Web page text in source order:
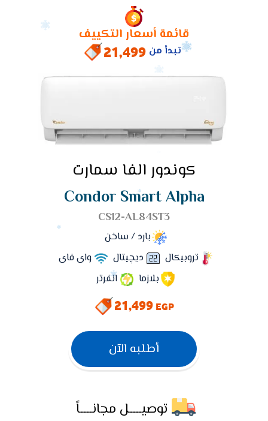
ساخن
حصان
بارد
ساخن
قائمة أسعار التكييف
تبدأ من 21,499
كوندور الفا سمارت
Condor Smart Alpha
CS12-AL84ST3
بارد / ساخن
واى فاى
ديچيتال
تروبيكال
انفرتر
بلازما
21,499 EGP
أطلبه الآن
توصيــــل مجانــــاً